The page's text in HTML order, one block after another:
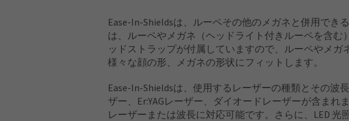
Ease-In-Shieldsは、ルーペその他のメガネと併用でき
は、ルーペやメガネ（ヘッドライト付きルーペを含
ッドストラップが付属していますので、ルーペやメ
様々な顔の形、メガネの形状にフィットします。
Ease-In-Shieldsは、使用するレーザーの種類とその波
ザー、Er:YAGレーザー、ダイオードレーザーが含ま
レーザーまたは波長に対応可能です。さらに、LED 光